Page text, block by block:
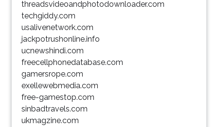
threadsvideoandphotodownloader.com
techgiddy.com
usalivenetwork.com
jackpotrushonline.info
ucnewshindi.com
freecellphonedatabase.com
gamersrope.com
exellewebmedia.com
free-gamestop.com
sinbadtravels.com
ukmagzine.com